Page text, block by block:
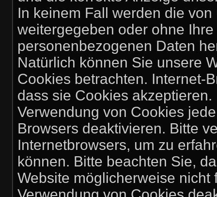
In keinem Fall werden die
weitergegeben oder ohne
personenbezogenen Daten
Natürlich können Sie unsere
Cookies betrachten. Internet-
dass sie Cookies
Verwendung von Cookies
Browsers deaktivieren. Bitte
Internetbrowsers, um zu
können. Bitte beachten Sie,
Website möglicherweise